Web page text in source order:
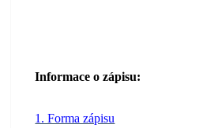
Informace o zápisu:
1. Forma zápisu